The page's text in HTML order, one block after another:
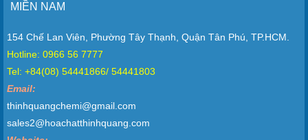
MIỀN NAM
154 Chế Lan Viên, Phường Tây Thạnh, Quận Tân Phú, TP.HCM.
Hotline: 0966 56 7777
Tel: +84(08) 54441866/ 54441803
Email:
thinhquangchemi@gmail.com
sales2@hoachatthinhquang.com